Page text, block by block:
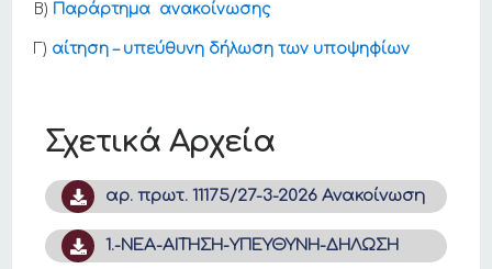
Σχετικά Αρχεία
αρ. πρωτ. 11175/27-3-2026 Ανακοίνωση
1.-ΝΕΑ-ΑΙΤΗΣΗ-ΥΠΕΥΘΥΝΗ-ΔΗΛΩΣΗ
Β) Παράρτημα ανακοίνωσης
Γ) αίτηση – υπεύθυνη δήλωση των υποψηφίων